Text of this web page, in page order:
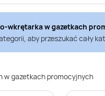
wkrętarkaw gazetkach
aby przeszukać cały
w gazetkach promocyjnych